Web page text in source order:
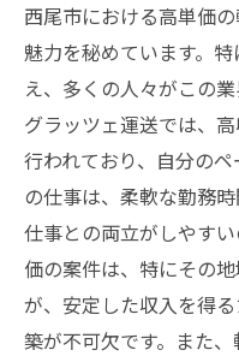
西尾市における高単価
魅力を秘めています。
え、多くの人々がこの
グラッツェ運送では、
行われており、自分の
の仕事は、柔軟な勤務
仕事との両立がしやす
価の案件は、特にその
が、安定した収入を得
築が不可欠です。また